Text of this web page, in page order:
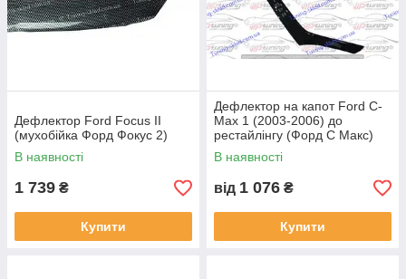
Дефлектор Ford Focus II
(мухобійка Форд Фокус 2)
В наявності
1 739 ₴
Купити
Дефлектор на капот Ford C-
Max 1 (2003-2006) до
рестайлінгу (Форд С Макс)
В наявності
від 1 076 ₴
Купити